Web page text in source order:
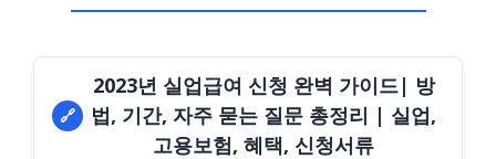
🔗
2023년 실업급여 신청 완벽 가이드| 방
법, 기간, 자주 묻는 질문 총정리 | 실업,
고용보험, 혜택, 신청서류